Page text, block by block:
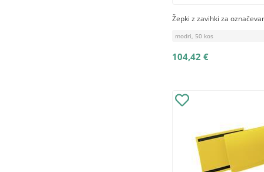
Žepki z zavihki za
modri, 50 kos
104,42 €